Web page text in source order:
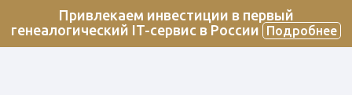
Привлекаем инвестиции в первый
генеалогический IT-сервис в России
Подробнее